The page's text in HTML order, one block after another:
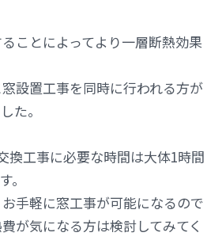
ことによってより一層断熱効果
設置工事を同時に行われる方が
た。
換工事に必要な時間は大体1時間
。
手軽に窓工事が可能になるので
が気になる方は検討してみてく